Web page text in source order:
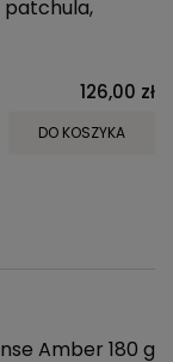
126,00 zł
DO KOSZYKA
Amber 180 g